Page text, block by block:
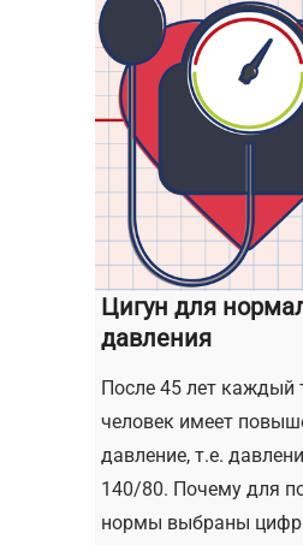
Цигун для
давления
После 45 лет каждый
человек имеет
давление, т.е.
140/80. Почему для
нормы выбраны